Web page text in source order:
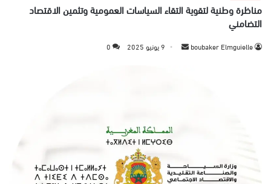
مناظرة وطنية لتقوية التقاء السياسات العمومية وتثمين الاقتصاد
التضامني
boubaker Elmguielle
إ
9 يونيو 2025 0